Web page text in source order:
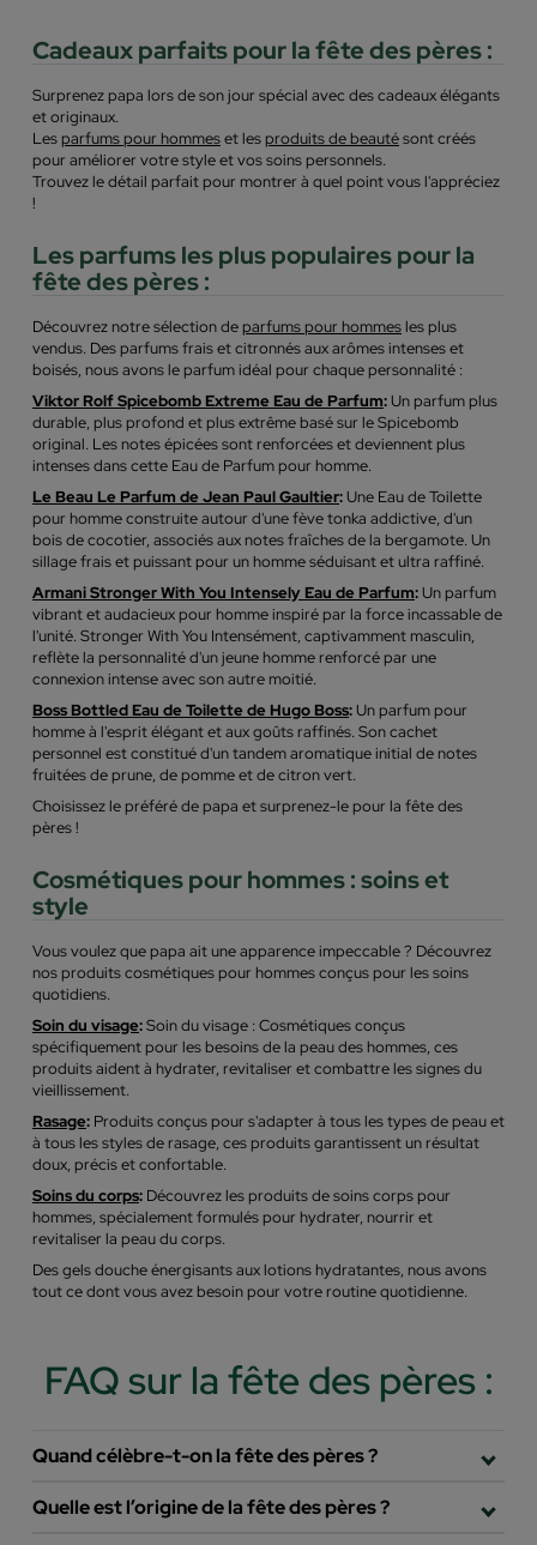
Cadeaux parfaits pour la fête des pères :
Surprenez papa lors de son jour spécial avec des cadeaux élégants
et originaux.
Lesparfums pour hommeset lesproduits de beautésont créés
pour améliorer votre style et vos soins personnels.
Trouvez le détail parfait pour montrer à quel point vous l'appréciez
!
Les parfums les plus populaires pour la
fête des pères :
Découvrez notre sélection deparfums pour hommesles plus
vendus. Des parfums frais et citronnés aux arômes intenses et
boisés, nous avons le parfum idéal pour chaque personnalité :
Viktor Rolf Spicebomb Extreme Eau de Parfum:Un parfum plus
durable, plus profond et plus extrême basé sur le Spicebomb
original. Les notes épicées sont renforcées et deviennent plus
intenses dans cette Eau de Parfum pour homme.
Le Beau Le Parfum de Jean Paul Gaultier:Une Eau de Toilette
pour homme construite autour d'une fève tonka addictive, d'un
bois de cocotier, associés aux notes fraîches de la bergamote. Un
sillage frais et puissant pour un homme séduisant et ultra raffiné.
Armani Stronger With You Intensely Eau de Parfum:Un parfum
vibrant et audacieux pour homme inspiré par la force incassable de
l'unité. Stronger With You Intensément, captivamment masculin,
reflète la personnalité d'un jeune homme renforcé par une
connexion intense avec son autre moitié.
Boss Bottled Eau de Toilette de Hugo Boss:Un parfum pour
homme à l'esprit élégant et aux goûts raffinés. Son cachet
personnel est constitué d'un tandem aromatique initial de notes
fruitées de prune, de pomme et de citron vert.
Choisissez le préféré de papa et surprenez-le pour la fête des
pères !
Cosmétiques pour hommes : soins et
style
Vous voulez que papa ait une apparence impeccable ? Découvrez
nos produits cosmétiques pour hommes conçus pour les soins
quotidiens.
Soin du visage:Soin du visage : Cosmétiques conçus
spécifiquement pour les besoins de la peau des hommes, ces
produits aident à hydrater, revitaliser et combattre les signes du
vieillissement.
Rasage: Produits conçus pour s'adapter à tous les types de peau et
à tous les styles de rasage, ces produits garantissent un résultat
doux, précis et confortable.
Soins du corps: Découvrez les produits de soins corps pour
hommes, spécialement formulés pour hydrater, nourrir et
revitaliser la peau du corps.
Des gels douche énergisants aux lotions hydratantes, nous avons
tout ce dont vous avez besoin pour votre routine quotidienne.
FAQ sur la fête des pères :
Quand célèbre-t-on la fête des pères ?
Quelle est l’origine de la fête des pères ?